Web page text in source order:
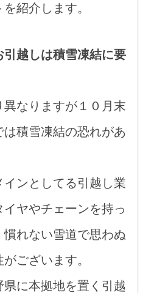
紹介します。
引越しは積雪凍結に要
なりますが１０月末
は積雪凍結の恐れがあ
ンとしてる引越し業
ヤやチェーンを持っ
れない雪道で思わぬ
ございます。
に本拠地を置く引越